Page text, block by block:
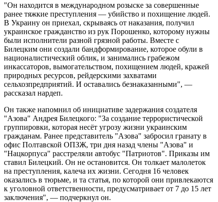
"Он находится в международном розыске за совершенные
ранее тяжкие преступления — убийство и похищение людей.
В Украину он приехал, скрываясь от наказания, получил
украинское гражданство из рук Порошенко, которому нужны
были исполнители разной грязной работы. Вместе с
Билецким они создали бандформирование, которое обули в
националистический облик, и занимались грабежом
инкассаторов, вымогательством, похищением людей, кражей
природных ресурсов, рейдерскими захватами
сельхозпредприятий. И оставались безнаказанными", —
рассказал нардеп.
Он также напомнил об инициативе задержания создателя
"Азова" Андрея Билецкого: "За создание террористической
группировки, которая несёт угрозу жизни украинским
гражданам. Ранее представитель "Азова" забросил гранату в
офис Полтавской ОПЗЖ, три дня назад члены "Азова" и
"Нацкорпуса" расстреляли автобус "Патриотов". Приказы им
ставил Билецкий. Он не остановится. Он толкает малолеток
на преступления, калеча их жизни. Сегодня 16 человек
оказались в тюрьме, и та статья, по которой они привлекаются
к уголовной ответственности, предусматривает от 7 до 15 лет
заключения", — подчеркнул он.